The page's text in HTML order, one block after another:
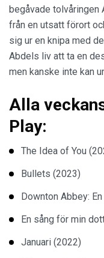
begåvade tolvåringen
från en utsatt förort
sig ur en knipa med
Abdels liv att ta en
men kanske inte kan
Alla
Play:
The Idea of You
Bullets (2023)
Downton Abbey:
En sång för min
Januari (2022)